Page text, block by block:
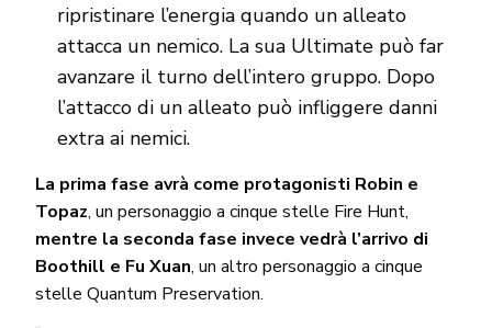
ripristinare l’energia quando un alleato
attacca un nemico. La sua Ultimate può far
avanzare il turno dell’intero gruppo. Dopo
l’attacco di un alleato può infliggere danni
extra ai nemici.
La prima fase avrà come protagonisti Robin e
Topaz, un personaggio a cinque stelle Fire Hunt,
mentre la seconda fase invece vedrà l’arrivo di
Boothill e Fu Xuan, un altro personaggio a cinque
stelle Quantum Preservation.